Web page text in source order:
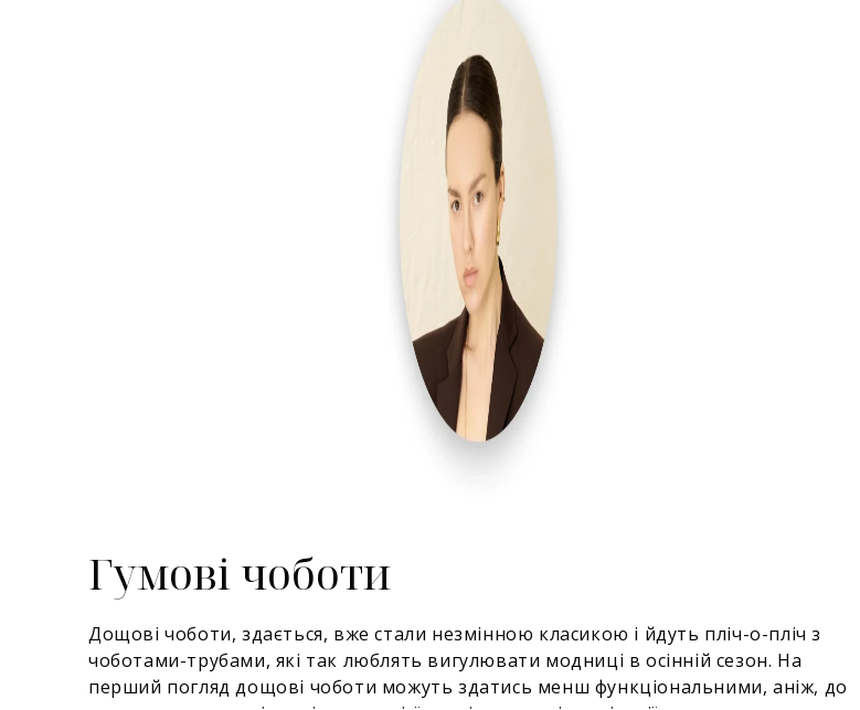
Гумові чоботи
Дощові чоботи, здається, вже стали незмінною класикою і йдуть пліч-о-пліч з
чоботами-трубами, які так люблять вигулювати модниці в осінній сезон. На
перший погляд дощові чоботи можуть здатись менш функціональними, аніж, до